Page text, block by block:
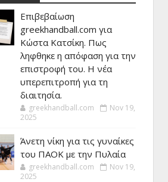
Επιβεβαίωση
greekhandball.com για
Κώστα Κατσίκη. Πως
ληφθηκε η απόφαση για την
επιστροφή του. Η νέα
υπερεπιτροπή για τη
διαιτησία.
greekhandball.com
Nov 19,
2025
Άνετη νίκη για τις γυναίκες
του ΠΑΟΚ με την Πυλαία
greekhandball.com
Nov 19,
2025